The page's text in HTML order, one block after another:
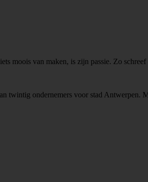
moois van maken, is zijn passie. Zo
twintig ondernemers voor stad